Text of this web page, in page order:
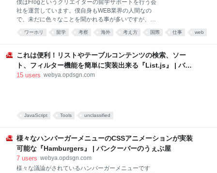
るのかと思うのと、そんな時代の流れを含めて楽しむ
のがWEB屋かなと。 と、言うことで、今日は改めて情
報収集に関する記事として、このメディアは見といた
方が良いよねってリストを改めて整理してみましたの
イスしてみて貰
僕はFrogというクリエイターの留学サポートを行う会
社を運営しています。僕自身もWEB業界の人間なの
で、未だに色々なことを聞かれる事が多いですが、も
ちろん今日は僕自身の留学経験の話をしようとは思っ
ていません。 相談を受けるようになってからは早4年
まいましたが、僕はここ数年、留学というキーワード
と結構真面目に向き合ってきました。どれだけ大きな
留学斡旋をしているどんな人より、少なくとも僕らの
トや弁護士とも幾度となく話をしてきました。 その結
ない。グローバル人材
ワーホリ 留学 考察 海外 考え方 国際 仕事 web
これは便利！リストやテーブルコンテンツの検索、ソー
ト、フィルター機能を簡単に実装出来る『List.js』 | バン
クーバーのうぇぶ屋
15 users webya.opdsgn.com
JavaScript Tools unclassified
様々なハンバーガーメニューのCSSアニメーションが実装
可能な『Hamburgers』 | バンクーバーのうぇぶ屋
7 users webya.opdsgn.com
様々な議論がされているハンバーガーメニューです